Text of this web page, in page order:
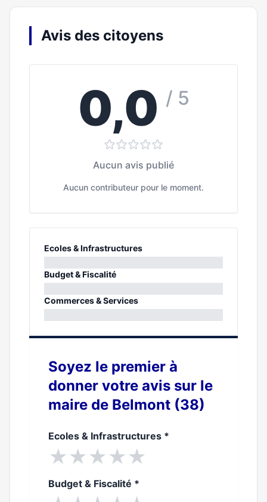
Avis des citoyens
0,0 / 5
Aucun avis publié
Aucun contributeur pour le moment.
Ecoles & Infrastructures
0%
Budget & Fiscalité
0%
Commerces & Services
Soyez le premier à
donner votre avis sur le
maire de Belmont (38)
Ecoles & Infrastructures *
★★★★★
Budget & Fiscalité *